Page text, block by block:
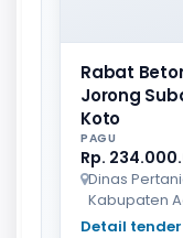
Rabat
Jorong
Koto
PAGU
Rp.
Dinas
Kabupaten
Detail tender